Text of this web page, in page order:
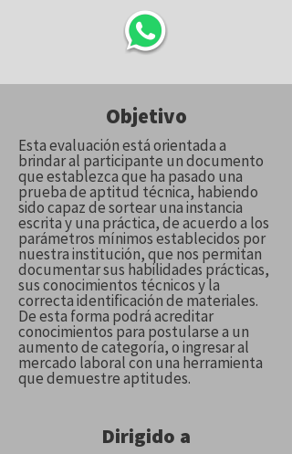
Objetivo
Esta evaluación está orientada a
brindar al participante un documento
que establezca que ha pasado una
prueba de aptitud técnica, habiendo
sido capaz de sortear una instancia
escrita y una práctica, de acuerdo a los
parámetros mínimos establecidos por
nuestra institución, que nos permitan
documentar sus habilidades prácticas,
sus conocimientos técnicos y la
correcta identificación de materiales.
De esta forma podrá acreditar
conocimientos para postularse a un
aumento de categoría, o ingresar al
mercado laboral con una herramienta
que demuestre aptitudes.
Dirigido a